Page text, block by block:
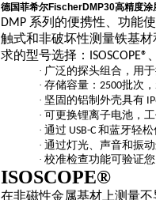
德国菲希尔FischerDMP30高精度涂
DMP 系列的便携性、功能
触式和非破坏性测量铁基
求的型号选择：
ISOSCOPE®
· 广泛的探头组合，用
· 存储容量： 2500批次，
· 坚固的铝制外壳具有
· 可更换锂离子电池，
· 通过 USB-C 和蓝牙轻
· 通过灯光、声音和振
· 校准检查功能可验证
ISOSCOPE®
在非磁性金属基材上测量